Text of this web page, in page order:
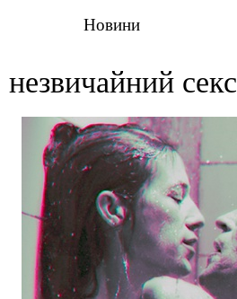
Новини
незвичайний секс